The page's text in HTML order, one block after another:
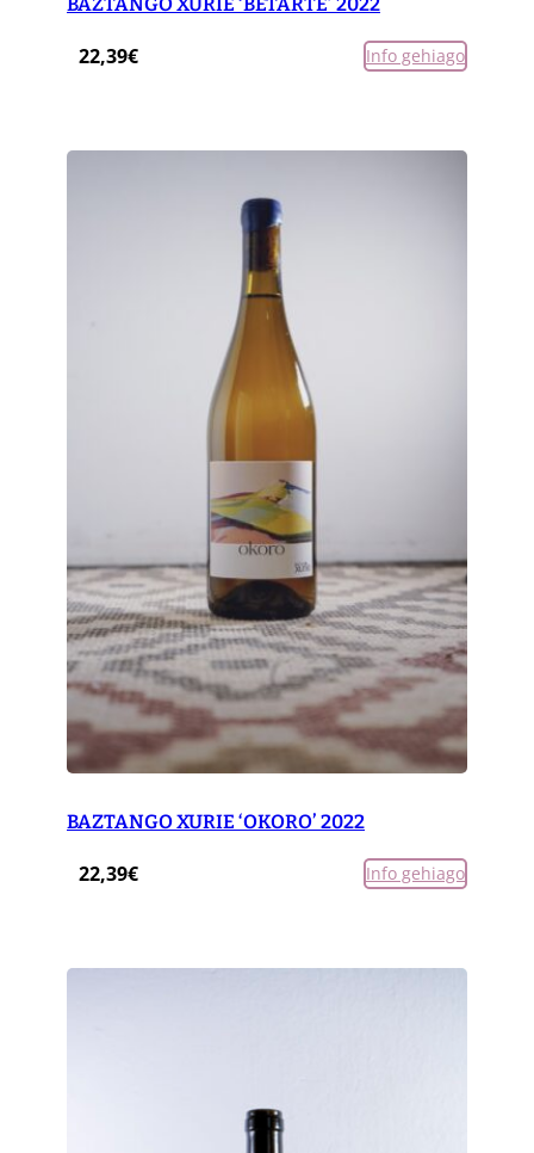
22,39€ Info gehiago
BAZTANGO XURIE ‘OKORO’ 2022
22,39€ Info gehiago